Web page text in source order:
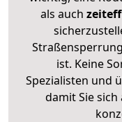
als auch
ist. Keine
Spezialisten und
damit Sie